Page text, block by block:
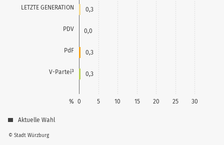
LETZTE GENERATION
PDV
PdF
V-Partei³
0 5 10 15 20 25 30
%
0,3
0,0
0,3
0,3
© Stadt Würzburg
Aktuelle Wahl